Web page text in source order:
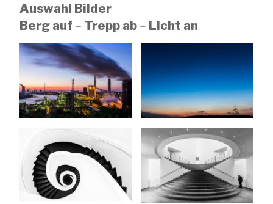
Auswahl Bilder
Berg auf – Trepp ab – Licht an